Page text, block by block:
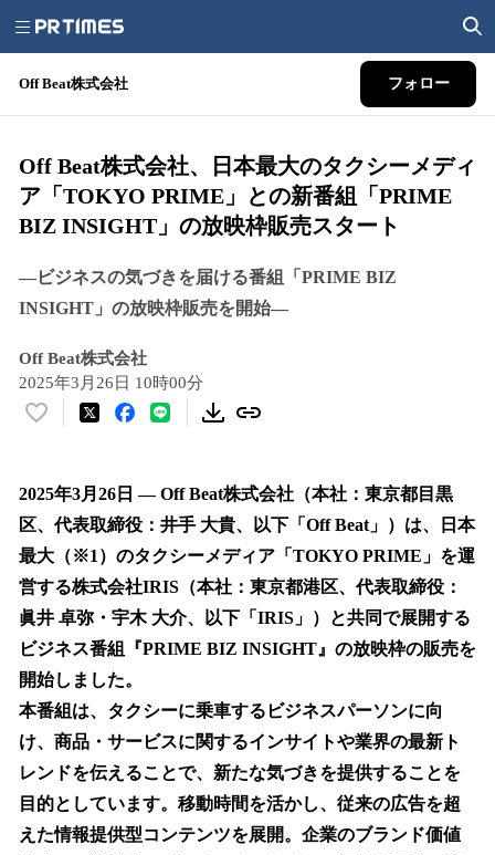
Off Beat株式会社 フォロー
Off Beat株式会社、日本最大のタクシーメディ
ア「TOKYO PRIME」との新番組「PRIME
BIZ INSIGHT」の放映枠販売スタート
―ビジネスの気づきを届ける番組「PRIME BIZ
INSIGHT」の放映枠販売を開始―
Off Beat株式会社
2025年3月26日 10時00分
い
！
数
を
読
み
込
み
中
で
す
2025年3月26日 — Off Beat株式会社（本社：東京都目黒
区、代表取締役：井手 大貴、以下「Off Beat」）は、日本
最大（※1）のタクシーメディア「TOKYO PRIME」を運
営する株式会社IRIS（本社：東京都港区、代表取締役：
眞井 卓弥・宇木 大介、以下「IRIS」）と共同で展開する
ビジネス番組『PRIME BIZ INSIGHT』の放映枠の販売を
開始しました。
本番組は、タクシーに乗車するビジネスパーソンに向
け、商品・サービスに関するインサイトや業界の最新ト
レンドを伝えることで、新たな気づきを提供することを
目的としています。移動時間を活かし、従来の広告を超
えた情報提供型コンテンツを展開。企業のブランド価値